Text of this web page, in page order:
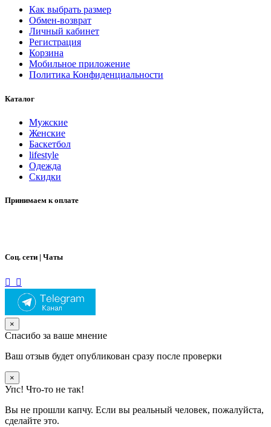
Как выбрать размер
Обмен-возврат
Личный кабинет
Регистрация
Корзина
Мобильное приложение
Политика Конфиденциальности
Каталог
Мужские
Женские
Баскетбол
lifestyle
Одежда
Скидки
Принимаем к оплате
Соц. сети | Чаты
×
Спасибо за ваше мнение
Ваш отзыв будет опубликован сразу после проверки
×
Упс! Что-то не так!
Вы не прошли капчу. Если вы реальный человек, пожалуйста,
сделайте это.